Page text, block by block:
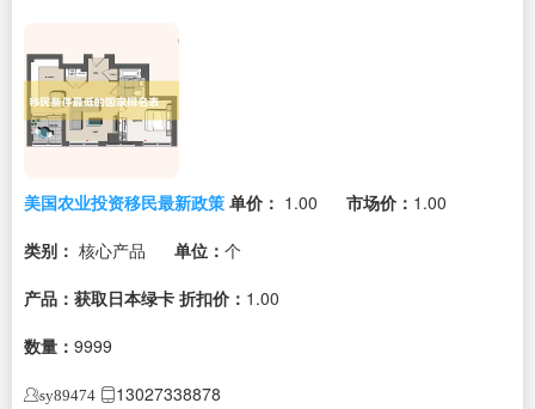
美国农业投资移民最新政策 单价： 1.00 市场价： 1.00
类别： 核心产品 单位： 个
产品：获取日本绿卡 折扣价： 1.00
数量： 9999
sy89474 13027338878